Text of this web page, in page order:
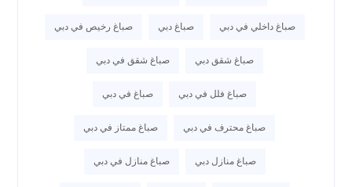
صباغ داخلي في دبي صباغ دبي صباغ رخيص في دبي
صباغ شقق دبي صباغ شقق في دبي
صباغ فلل في دبي صباغ في دبي
صباغ محترف في دبي صباغ ممتاز في دبي
صباغ منازل دبي صباغ منازل في دبي